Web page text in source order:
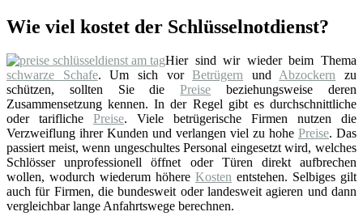
Wie viel kostet der Schlüsselnotdienst?
Hier sind wir wieder beim Thema
schwarze Schafe. Um sich vorBetrügern undAbzockern zu
schützen, sollten Sie diePreise beziehungsweise deren
Zusammensetzung kennen. In der Regel gibt es durchschnittliche
oder tarifliche Preise. Viele betrügerische Firmen nutzen die
Verzweiflung ihrer Kunden und verlangen viel zu hohe Preise. Das
passiert meist, wenn ungeschultes Personal eingesetzt wird, welches
Schlösser unprofessionell öffnet oder Türen direkt aufbrechen
wollen, wodurch wiederum höhere Kosten entstehen. Selbiges gilt
auch für Firmen, die bundesweit oder landesweit agieren und dann
vergleichbar lange Anfahrtswege berechnen.